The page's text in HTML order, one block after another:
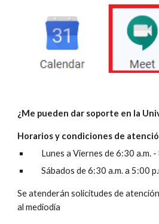
¿Me pueden dar soporte en la
Horarios y condiciones de
Lunes a Viernes de 6:30 a.m. -
Sábados de 6:30 a.m. a 5:00
Se atenderán solicitudes de
al mediodía